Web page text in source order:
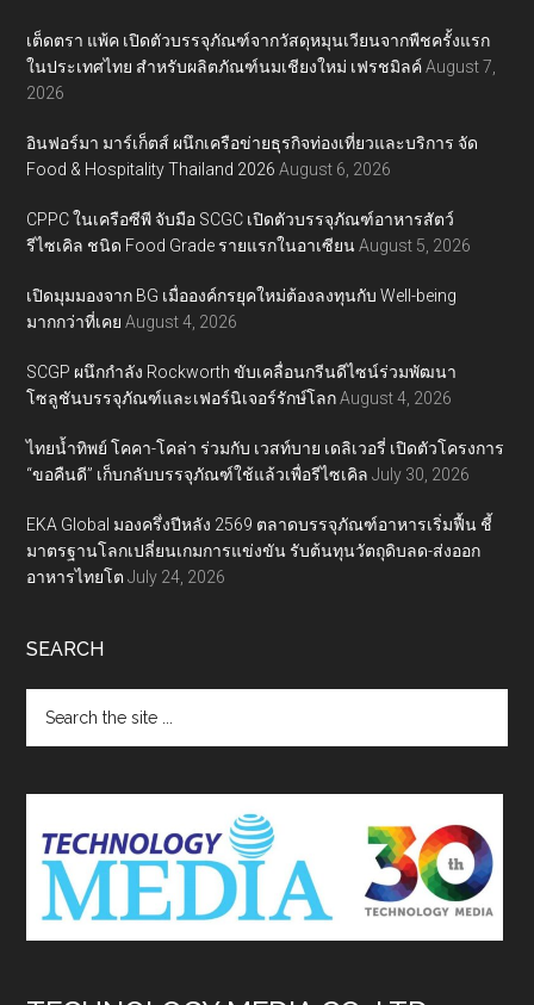
เต็ดตรา แพ้ค เปิดตัวบรรจุภัณฑ์จากวัสดุหมุนเวียนจากพืชครั้งแรก
ในประเทศไทย สำหรับผลิตภัณฑ์นมเชียงใหม่ เฟรชมิลค์ August 7,
2026
อินฟอร์มา มาร์เก็ตส์ ผนึกเครือข่ายธุรกิจท่องเที่ยวและบริการ จัด
Food & Hospitality Thailand 2026 August 6, 2026
CPPC ในเครือซีพี จับมือ SCGC เปิดตัวบรรจุภัณฑ์อาหารสัตว์
รีไซเคิล ชนิด Food Grade รายแรกในอาเซียน August 5, 2026
เปิดมุมมองจาก BG เมื่อองค์กรยุคใหม่ต้องลงทุนกับ Well-being
มากกว่าที่เคย August 4, 2026
SCGP ผนึกกำลัง Rockworth ขับเคลื่อนกรีนดีไซน์ร่วมพัฒนา
โซลูชันบรรจุภัณฑ์และเฟอร์นิเจอร์รักษ์โลก August 4, 2026
ไทยน้ำทิพย์ โคคา-โคล่า ร่วมกับ เวสท์บาย เดลิเวอรี่ เปิดตัวโครงการ
“ขอคืนดี” เก็บกลับบรรจุภัณฑ์ใช้แล้วเพื่อรีไซเคิล July 30, 2026
EKA Global มองครึ่งปีหลัง 2569 ตลาดบรรจุภัณฑ์อาหารเริ่มฟื้น ชี้
มาตรฐานโลกเปลี่ยนเกมการแข่งขัน รับต้นทุนวัตถุดิบลด-ส่งออก
อาหารไทยโต July 24, 2026
SEARCH
the